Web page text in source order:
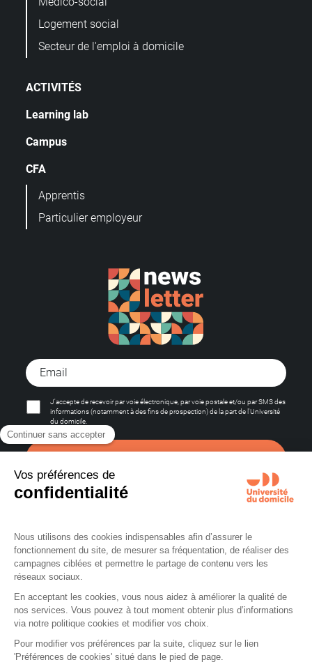
Logement social
Secteur de l'emploi à domicile
ACTIVITÉS
Learning lab
Campus
CFA
Apprentis
Particulier employeur
J'accepte de recevoir par voie électronique, par voie postale et/ou par SMS des
informations (notamment à des fins de prospection) de la part de l'Université
du domicile.
• Actions de formation
• Actions permettant de valider des acquis de l’expérience